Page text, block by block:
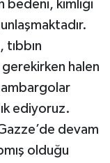
bedeni, kimliği
tıbbın
halen
ediyoruz.
devam
olduğu